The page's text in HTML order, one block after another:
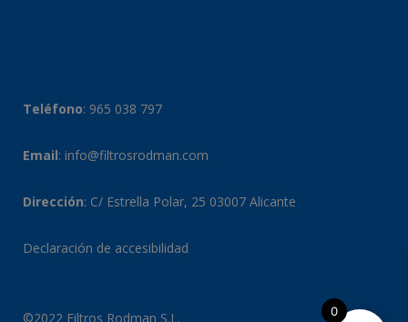
Teléfono: 965 038 797
Email: info@filtrosrodman.com
Dirección: C/ Estrella Polar, 25 03007 Alicante
Declaración de accesibilidad
©2022 Filtros Rodman S.L. 0